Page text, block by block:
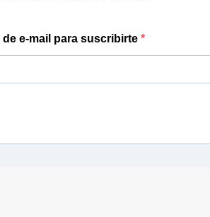
e-mail para suscribirte